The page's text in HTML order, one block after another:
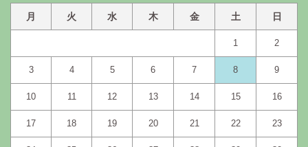
月 火 水 木 金 土 日
1 2
3 4 5 6 7 8 9
10 11 12 13 14 15 16
17 18 19 20 21 22 23